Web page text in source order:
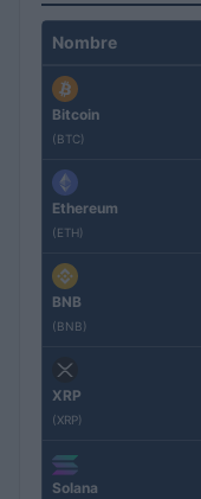
Nombre
Bitcoin
(BTC)
Ethereum
(ETH)
BNB
(BNB)
XRP
(XRP)
Solana